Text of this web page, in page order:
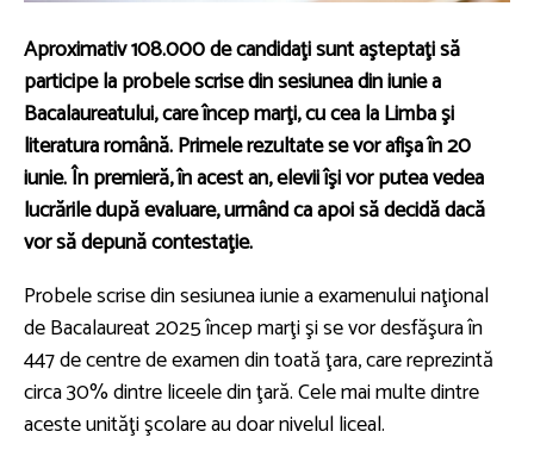
Aproximativ 108.000 de candidaţi sunt aşteptaţi să
participe la probele scrise din sesiunea din iunie a
Bacalaureatului, care încep marţi, cu cea la Limba şi
literatura română. Primele rezultate se vor afişa în 20
iunie. În premieră, în acest an, elevii îşi vor putea vedea
lucrările după evaluare, urmând ca apoi să decidă dacă
vor să depună contestaţie.
Probele scrise din sesiunea iunie a examenului naţional
de Bacalaureat 2025 încep marţi şi se vor desfăşura în
447 de centre de examen din toată ţara, care reprezintă
circa 30% dintre liceele din ţară. Cele mai multe dintre
aceste unităţi şcolare au doar nivelul liceal.